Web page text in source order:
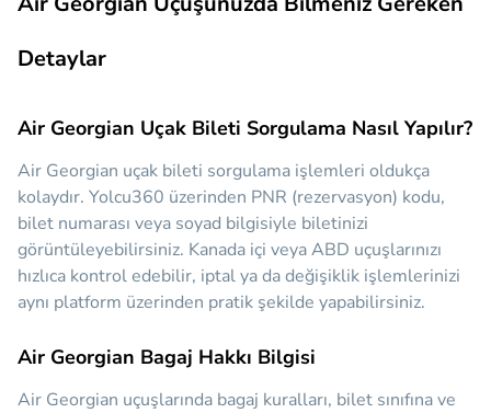
Detaylar
Air Georgian Uçak Bileti Sorgulama Nasıl Yapılır?
Air Georgian uçak bileti sorgulama işlemleri oldukça
kolaydır. Yolcu360 üzerinden PNR (rezervasyon) kodu,
bilet numarası veya soyad bilgisiyle biletinizi
görüntüleyebilirsiniz. Kanada içi veya ABD uçuşlarınızı
hızlıca kontrol edebilir, iptal ya da değişiklik işlemlerinizi
aynı platform üzerinden pratik şekilde yapabilirsiniz.
Air Georgian Bagaj Hakkı Bilgisi
Air Georgian uçuşlarında bagaj kuralları, bilet sınıfına ve